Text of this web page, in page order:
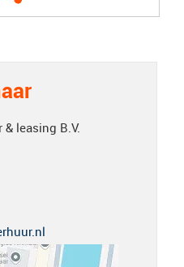
leasing B.V.